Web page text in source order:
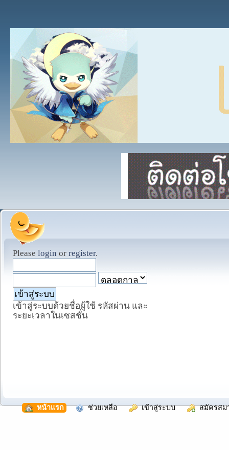
Please login or register.
เข้าสู่ระบบด้วยชื่อผู้ใช้ รหัสผ่าน และ
ระยะเวลาในเซสชั่น
หน้าแรก ช่วยเหลือ เข้าสู่ระบบ สมัครสม